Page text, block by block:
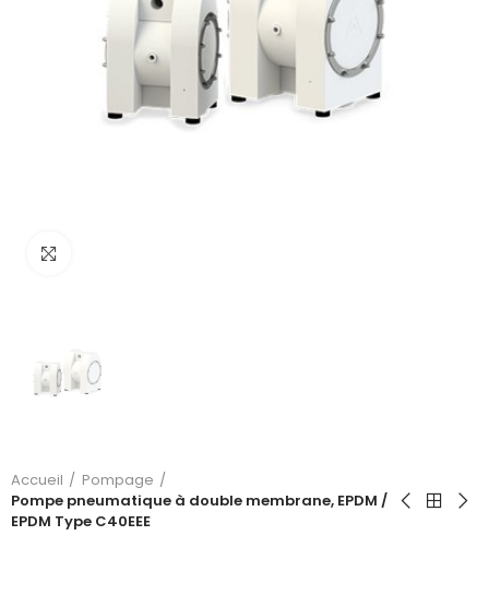
Accueil
Pompage
Pompe pneumatique à double membrane, EPDM /
EPDM Type C40EEE